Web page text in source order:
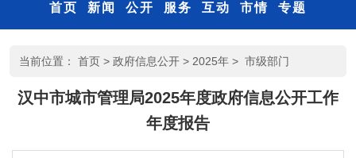
首页 新闻 公开 服务 互动 市情 专题
当前位置： 首页 > 政府信息公开 > 2025年 > 市级部门
汉中市城市管理局2025年度政府信息公开工作
年度报告